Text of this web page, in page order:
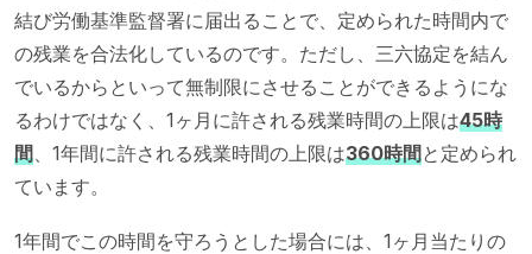
結び労働基準監督署に届出ることで、定められた時間内で
の残業を合法化しているのです。ただし、三六協定を結ん
でいるからといって無制限にさせることができるようにな
るわけではなく、1ヶ月に許される残業時間の上限は45時
間 、1年間に許される残業時間の上限は360時間と定められ
ています。
1年間でこの時間を守ろうとした場合には、1ヶ月当たりの